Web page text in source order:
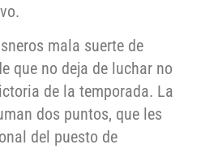
mala suerte de
que no deja de luchar no
de la temporada. La
dos puntos, que les
del puesto de